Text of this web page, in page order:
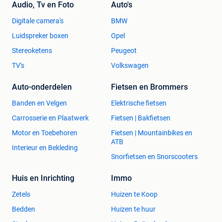
-1x Technics MK6 limited Platenspeler in 100% top conditie
in de aanbieding;
-1x Technics SL 1200 MK6 voor 1450 euro . (Bij afname
van 2 stuks 50eur. korting)
-1x De Gold limited Technics 1200 LTD in 100% top
conditie;
op aanvraag.
-1x 24k Gouden Technics 1200 GLD product Limited prijs
op aanvraag.
Zie onze andere advertenties voor de verschillende
Technics sl1200 modellen!
Technics Platenspeler toebehoren (alleen bij afname van
- Gebruikte nette stofkap 85 euro.
- Nieuwe stofkap 120 euro.
Audio, Tv en Foto
Digitale camera's
Luidspreker boxen
Stereoketens
TV's
Auto's
BMW
Opel
Peugeot
Volkswagen
Auto-onderdelen
Banden en Velgen
Carrosserie en Plaatwerk
Motor en Toebehoren
Interieur en Bekleding
Fietsen en Brommers
Elektrische fietsen
Fietsen | Bakfietsen
Fietsen | Mountainbikes en
ATB
Snorfietsen en Snorscooters
Huis en Inrichting
Zetels
Bedden
Immo
Huizen te Koop
Huizen te huur